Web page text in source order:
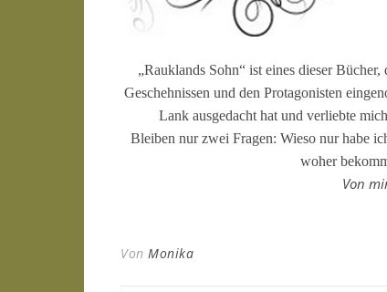
„Rauklands Sohn“ ist eines dieser
Geschehnissen und den Protagonisten
Lank ausgedacht hat und verliebte
Bleiben nur zwei Fragen: Wieso nur habe
woher
Von
Von Monika